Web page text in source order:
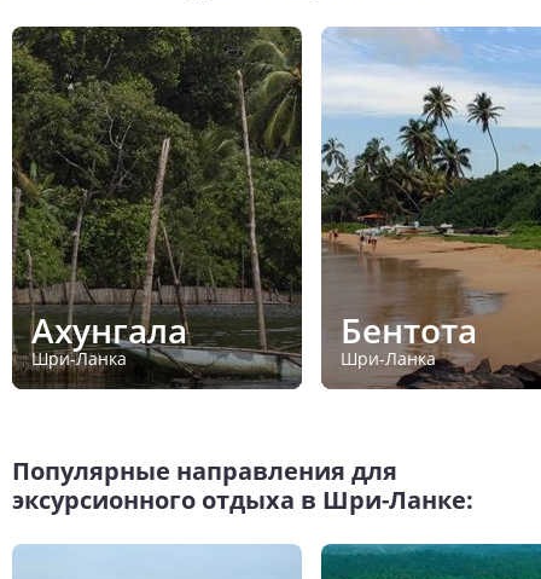
Ахунгала
Шри-Ланка
Бентота
Шри-Ланка
Популярные направления для
эксурсионного отдыха в Шри-Ланке: